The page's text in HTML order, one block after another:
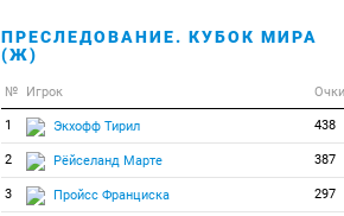
ПРЕСЛЕДОВАНИЕ. КУБОК МИРА
(Ж)
№ Игрок Очки
1 Экхофф Тирил 438
2 Рёйселанд Марте 387
3 Пройсс Франциска 297